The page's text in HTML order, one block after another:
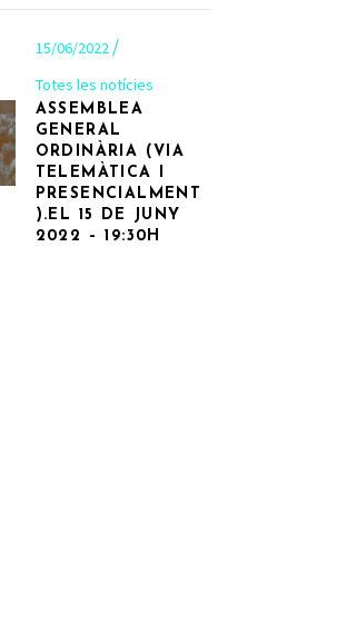
15/06/2022
Totes les notícies
ASSEMBLEA
GENERAL
ORDINÀRIA (VIA
TELEMÀTICA I
PRESENCIALMENT
).EL 15 DE JUNY
2022 – 19:30H